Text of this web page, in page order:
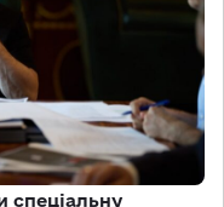
спеціальну